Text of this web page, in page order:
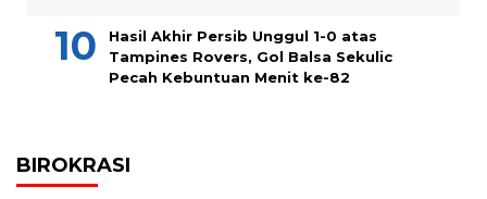
Hasil Akhir Persib Unggul 1-0 atas
Tampines Rovers, Gol Balsa Sekulic
Pecah Kebuntuan Menit ke-82
BIROKRASI